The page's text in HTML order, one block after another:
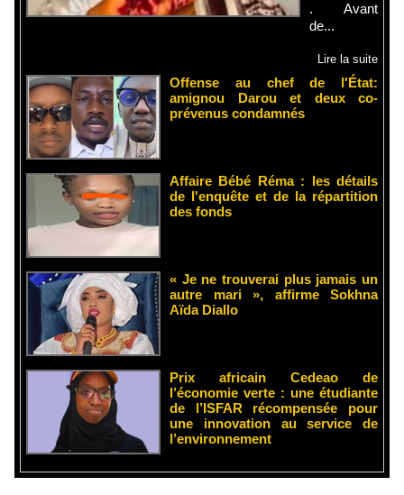
. Avant
de...
Lire la suite
Offense au chef de l'État:
amignou Darou et deux co-
prévenus condamnés
Affaire Bébé Réma : les détails
de l'enquête et de la répartition
des fonds
« Je ne trouverai plus jamais un
autre mari », affirme Sokhna
Aïda Diallo
Prix africain Cedeao de
l’économie verte : une étudiante
de l’ISFAR récompensée pour
une innovation au service de
l’environnement